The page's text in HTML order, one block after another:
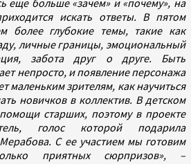
искать ответы. В пятом
более глубокие темы, такие как
личные границы, эмоциональный
забота друг о друге. Быть
непросто, и появление персонажа
маленьким зрителям, как научиться
новичков в коллектив. В детском
старших, поэтому в проекте
голос которой подарила
С ее участием мы готовим
приятных сюрпризов», –